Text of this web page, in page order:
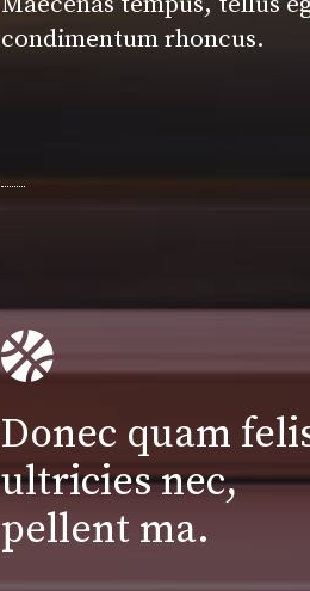
condimentum rhoncus.
Donec quam
ultricies nec,
pellent ma.